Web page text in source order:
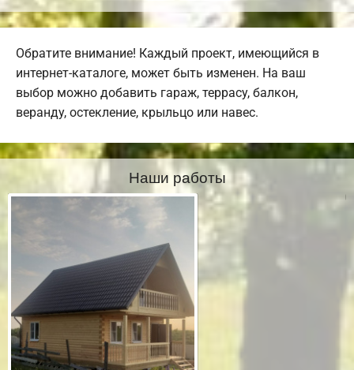
Обратите внимание! Каждый проект, имеющийся в
интернет-каталоге, может быть изменен. На ваш
выбор можно добавить гараж, террасу, балкон,
веранду, остекление, крыльцо или навес.
Наши работы